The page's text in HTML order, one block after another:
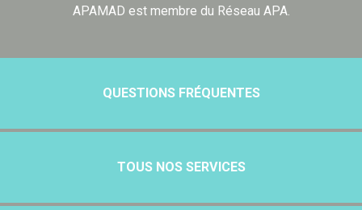
APAMAD est membre du Réseau APA.
QUESTIONS FRÉQUENTES
TOUS NOS SERVICES